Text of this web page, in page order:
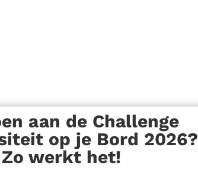
aan de Challenge
op je Bord 2026?
Zo werkt het!